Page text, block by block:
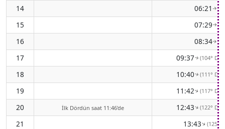
14 06:21 ↑
15 07:29↑
16 08:34↑
17 09:37↑(104°
18 10:40↑(111°
19 11:42↑(117°
20 İlk Dördün saat 11:46'de 12:43↑(122°
21 13:43↑(125°